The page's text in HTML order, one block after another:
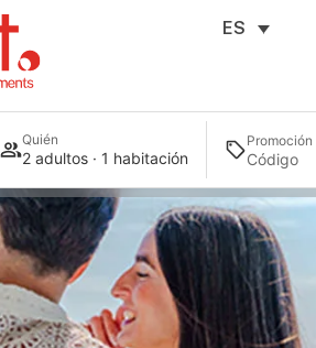
ES
Quién
2 adultos · 1 habitación
Promoción